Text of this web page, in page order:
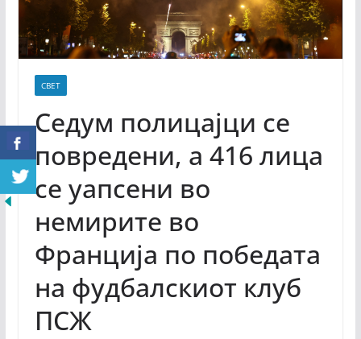
СВЕТ
Седум полицајци се
повредени, а 416 лица
се уапсени во
немирите во
Франција по победата
на фудбалскиот клуб
ПСЖ